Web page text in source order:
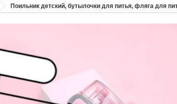
Поильник детский, бутылочки для питья, фляга для